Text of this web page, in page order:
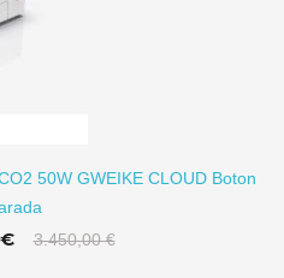
50W GWEIKE CLOUD Boton
3.450,00 €